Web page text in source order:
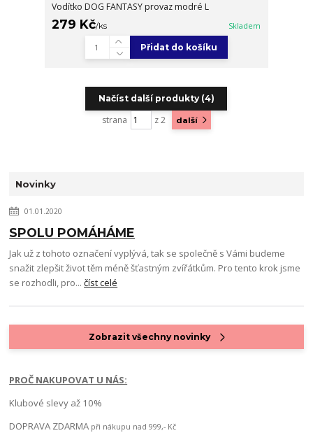
Vodítko DOG FANTASY provaz modré L
279 Kč/ks Skladem
Přidat do košíku
Načíst další produkty (4)
strana z 2 další
Novinky
01.01.2020
SPOLU POMÁHÁME
Jak už z tohoto označení vyplývá, tak se společně s Vámi budeme
snažit zlepšit život těm méně šťastným zvířátkům. Pro tento krok jsme
se rozhodli, pro...číst celé
Zobrazit všechny novinky
PROČ NAKUPOVAT U NÁS:
Klubové slevy až 10%
DOPRAVA ZDARMA při nákupu nad 999,- Kč